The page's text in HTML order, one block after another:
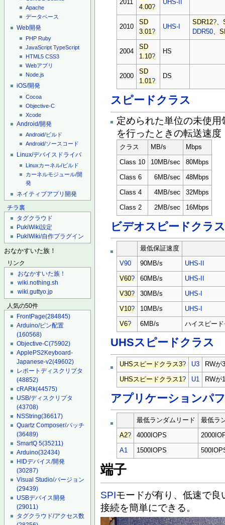
Apache
データベース
Web開発
PHP Ruby
JavaScript TypeScript
HTML5 CSS3
Webアプリ
Node.js
iOS/開発
Cocoa
Objective-C
Xcode
Android/開発
Android/ビルド
Android/ソースコード
Linux/デバイスドライバ
Linuxカーネル/ビルド
カーネルモジュール/開
発
ネイティブアプリ開発
チラ裏
タグクラウド
PukiWiki設定
PukiWiki/自作プラグイン
おなかすいた族！
リンク
おなかすいた族！
wiki.nothing.sh
wiki.guttyo.jp
人気の50件
FrontPage(284845)
Arduino/ピン配置
(160568)
Objective-C(75902)
ApplePS2Keyboard-
Japanese-v2(49602)
レポートディスクリプタ
(48852)
cRARk(44575)
USB/ディスクリプタ
(43708)
NSString(36617)
Quartz Composer/パッチ
(36489)
SmartQ 5(35211)
Arduino(32434)
HIDデバイス/開発
(30287)
Visual Studio/バージョン
(29439)
USBデバイス開発
(29011)
タグクラウド/アクセス数
2011
4.00?
UHS-II
2010
SD
3.01?
UHS-I
SDR12?、
DDR50、
2004
SD
1.10?
HS
2000
SD
1.01?
DS
スピードクラス
定められた単位の未使
を行ったときの転送速度
クラス MB/s Mbps
Class 10 10MB/sec 80Mbps
Class 6 6MB/sec 48Mbps
Class 4 4MB/sec 32Mbps
Class 2 2MB/sec 16Mbps
ビデオスピードクラ
最低保証速度
V90 90MB/s UHS-II
V60? 60MB/s UHS-II
V30? 30MB/s UHS-I
V10? 10MB/s UHS-I
V6? 6MB/s ハイスピー
UHSスピードクラス
UHSスピードクラス3? U3 RWが
UHSスピードクラス1? U1 RWが
アプリケーションパ
最低ランダムリード 最低ラ
A2? 4000IOPS
A1 1500IOPS
端子
SPIモードが有り、低速で良
接続を簡単にできる。